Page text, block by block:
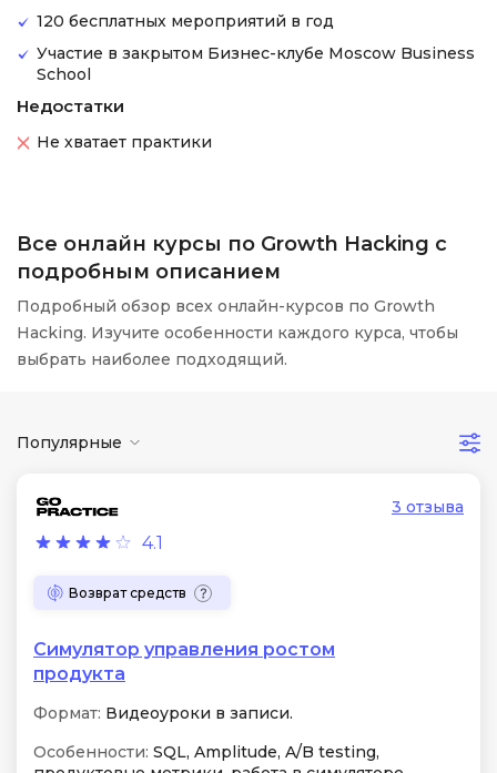
120 бесплатных мероприятий в год
Участие в закрытом Бизнес-клубе Moscow Business
School
Недостатки
Не хватает практики
Все онлайн курсы по Growth Hacking с
подробным описанием
Подробный обзор всех онлайн-курсов по Growth
Hacking. Изучите особенности каждого курса, чтобы
выбрать наиболее подходящий.
Популярные
4.1
3 отзыва
Возврат средств
Симулятор управления ростом
продукта
Формат: Видеоуроки в записи.
Особенности: SQL, Amplitude, A/B testing,